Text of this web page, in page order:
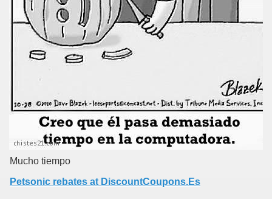
Mucho tiempo
Petsonic rebates at DiscountCoupons.Es